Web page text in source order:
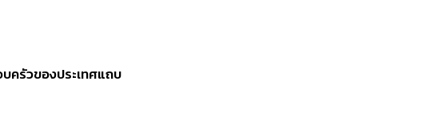
ครัวของประเทศแถบ